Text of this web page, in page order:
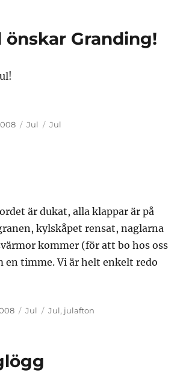
önskar Granding!
Kategorier
Jul Etiketter
Jul
är dukat, alla klappar är på
kylskåpet rensat, naglarna
kommer (för att bo hos oss
en timme. Vi är helt enkelt redo
Kategorier
Jul Etiketter
Jul, julafton